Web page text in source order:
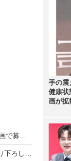
手の震
健康状
画が拡